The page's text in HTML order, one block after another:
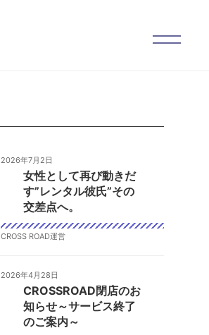
2026年7月2日
女性として再び動きだ
す”レンタル彼氏”その
交差点へ。
CROSS ROAD運営
2026年4月28日
CROSSROAD閉店のお
知らせ～サービス終了
のご案内～